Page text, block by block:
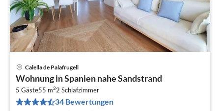
Calella de Palafrugell
Wohnung in Spanien nahe Sandstrand
5 Gäste55 m22 Schlafzimmer
34 Bewertungen